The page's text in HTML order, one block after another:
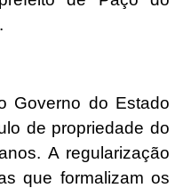
Governo do Estado
de propriedade do
A regularização
que formalizam os